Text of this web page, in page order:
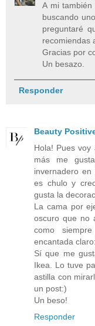
A mi
buscando
preguntaré
recomiendas
Gracias por
Un besazo.
Responder
Beauty
Hola! Pues
más me
invernadero
es chulo y
gusta la
La cama por
oscuro que no
como
encantada
Sí que me
Ikea. Lo tuve
astilla con
un post:)
Un beso!
Responder